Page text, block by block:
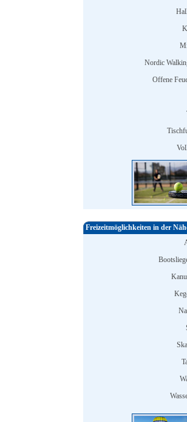
Nordic
Offene
Freizeitmöglichkeiten in der